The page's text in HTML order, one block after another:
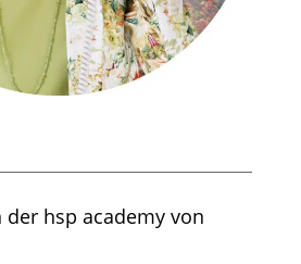
hsp academy von